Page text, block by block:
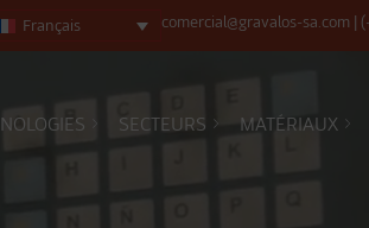
Français comercial@gravalos-sa.com |
SECTEURS MATÉRIAUX